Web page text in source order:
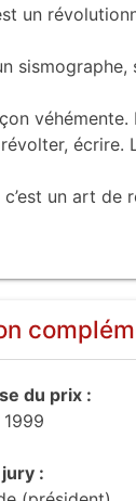
un
véhémente.
écrire.
un art de
du prix :
: